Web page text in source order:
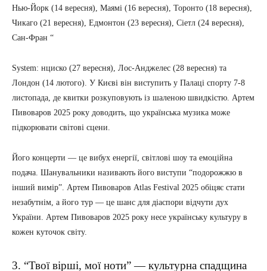
Нью-Йорк (14 вересня), Маямі (16 вересня), Торонто (18 вересня),
Чикаго (21 вересня), Едмонтон (23 вересня), Сіетл (24 вересня),
Сан-Фран “
System: нциско (27 вересня), Лос-Анджелес (28 вересня) та
Лондон (14 лютого). У Києві він виступить у Палаці спорту 7-8
листопада, де квитки розкуповують із шаленою швидкістю. Артем
Пивоваров 2025 року доводить, що українська музика може
підкорювати світові сцени.
Його концерти — це вибух енергії, світлові шоу та емоційна
подача. Шанувальники називають його виступи “подорожжю в
інший вимір”. Артем Пивоваров Atlas Festival 2025 обіцяє стати
незабутнім, а його тур — це шанс для діаспори відчути дух
України. Артем Пивоваров 2025 року несе українську культуру в
кожен куточок світу.
3. “Твої вірші, мої ноти” — культурна спадщина